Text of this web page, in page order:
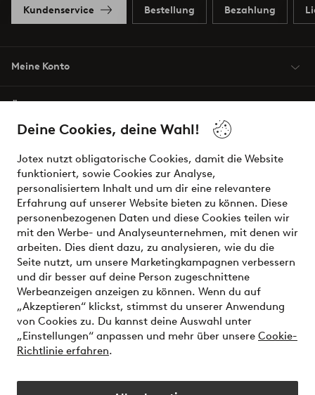
Deine Cookies, deine Wahl!
Jotex nutzt obligatorische Cookies, damit die Website
funktioniert, sowie Cookies zur Analyse,
personalisiertem Inhalt und um dir eine relevantere
Erfahrung auf unserer Website bieten zu können. Diese
personenbezogenen Daten und diese Cookies teilen wir
mit den Werbe- und Analyseunternehmen, mit denen wir
arbeiten. Dies dient dazu, zu analysieren, wie du die
Seite nutzt, um unsere Marketingkampagnen verbessern
und dir besser auf deine Person zugeschnittene
Werbeanzeigen anzeigen zu können. Wenn du auf
„Akzeptieren“ klickst, stimmst du unserer Anwendung
von Cookies zu. Du kannst deine Auswahl unter
„Einstellungen“ anpassen und mehr über unsere Cookie-
Richtlinie erfahren.
Kundenservice Bestellung Bezahlung
Meine Konto
Bedingungen
Sichere Zahlungen - Jetzt bezahlen oder aufteilen
Möchtest du mehr über unsere
Zahlungsmöglichkeitenerfahren?